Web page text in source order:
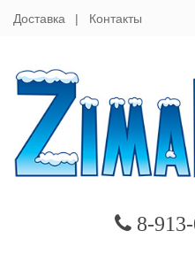
Доставка Контакты
8-913-